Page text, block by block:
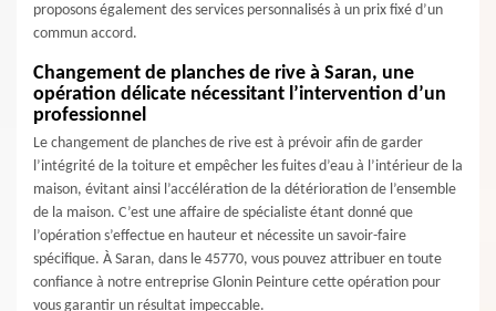
proposons également des services personnalisés à un prix fixé d’un
commun accord.
Changement de planches de rive à Saran, une
opération délicate nécessitant l’intervention d’un
professionnel
Le changement de planches de rive est à prévoir afin de garder
l’intégrité de la toiture et empêcher les fuites d’eau à l’intérieur de la
maison, évitant ainsi l’accélération de la détérioration de l’ensemble
de la maison. C’est une affaire de spécialiste étant donné que
l’opération s’effectue en hauteur et nécessite un savoir-faire
spécifique. À Saran, dans le 45770, vous pouvez attribuer en toute
confiance à notre entreprise Glonin Peinture cette opération pour
vous garantir un résultat impeccable.